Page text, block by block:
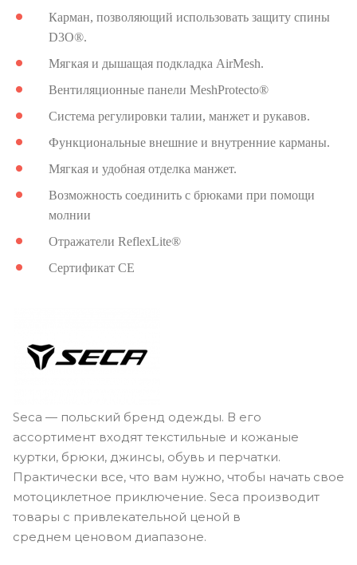
Карман, позволяющий использовать защиту спины
D3O®.
Мягкая и дышащая подкладка AirMesh.
Вентиляционные панели MeshProtecto®
Система регулировки талии, манжет и рукавов.
Функциональные внешние и внутренние карманы.
Мягкая и удобная отделка манжет.
Возможность соединить с брюками при помощи
молнии
Отражатели ReflexLite®
Сертификат CE
Seca — польский бренд одежды. В его
ассортимент входят текстильные и кожаные
куртки, брюки, джинсы, обувь и перчатки.
Практически все, что вам нужно, чтобы начать свое
мотоциклетное приключение. Seca производит
товары с привлекательной ценой в
среднем ценовом диапазоне.